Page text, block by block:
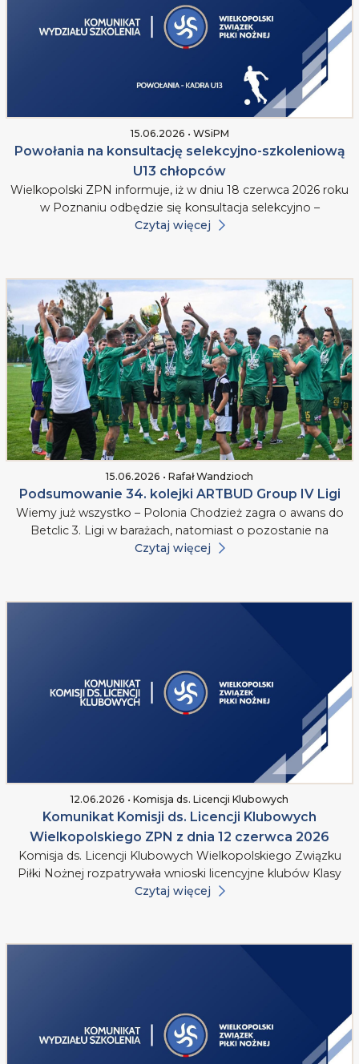
15.06.2026 • WSiPM
Powołania na konsultację selekcyjno-szkoleniową
U13 chłopców
Wielkopolski ZPN informuje, iż w dniu 18 czerwca 2026 roku
w Poznaniu odbędzie się konsultacja selekcyjno –
Czytaj więcej
15.06.2026 • Rafał Wandzioch
Podsumowanie 34. kolejki ARTBUD Group IV Ligi
Wiemy już wszystko – Polonia Chodzież zagra o awans do
Betclic 3. Ligi w barażach, natomiast o pozostanie na
Czytaj więcej
12.06.2026 • Komisja ds. Licencji Klubowych
Komunikat Komisji ds. Licencji Klubowych
Wielkopolskiego ZPN z dnia 12 czerwca 2026
Komisja ds. Licencji Klubowych Wielkopolskiego Związku
Piłki Nożnej rozpatrywała wnioski licencyjne klubów Klasy
Czytaj więcej